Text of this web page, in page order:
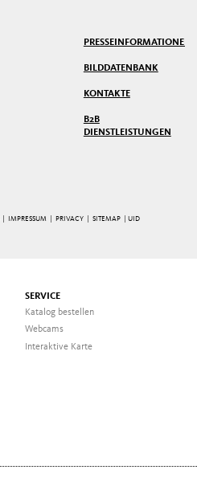
PRESSEINFORMATIONEN
BILDDATENBANK
KONTAKTE
B2B
DIENSTLEISTUNGEN
IMPRESSUM PRIVACY |SITEMAP
| UID
SERVICE
Katalog bestellen
Webcams
Interaktive Karte